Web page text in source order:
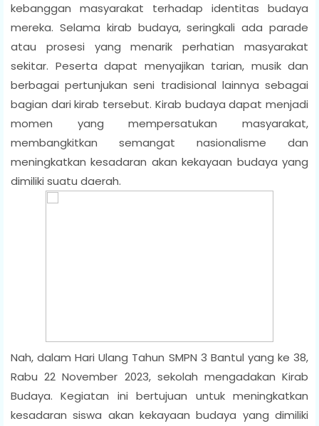
kebanggan masyarakat terhadap identitas budaya
mereka. Selama kirab budaya, seringkali ada parade
atau prosesi yang menarik perhatian masyarakat
sekitar. Peserta dapat menyajikan tarian, musik dan
berbagai pertunjukan seni tradisional lainnya sebagai
bagian dari kirab tersebut. Kirab budaya dapat menjadi
momen yang mempersatukan masyarakat,
membangkitkan semangat nasionalisme dan
meningkatkan kesadaran akan kekayaan budaya yang
dimiliki suatu daerah.
Nah, dalam Hari Ulang Tahun SMPN 3 Bantul yang ke 38,
Rabu 22 November 2023, sekolah mengadakan Kirab
Budaya. Kegiatan ini bertujuan untuk meningkatkan
kesadaran siswa akan kekayaan budaya yang dimiliki